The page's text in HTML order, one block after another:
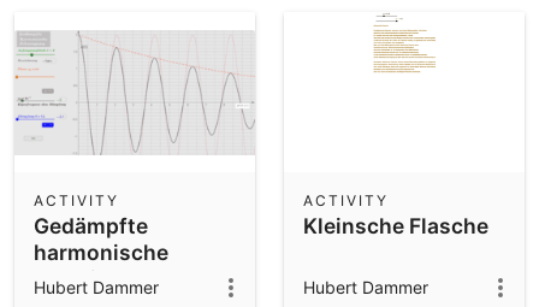
Gedämpfte
harmonische
Schwingungen
ACTIVITY
Hubert Dammer
Kleinsche Flasche
ACTIVITY
Hubert Dammer